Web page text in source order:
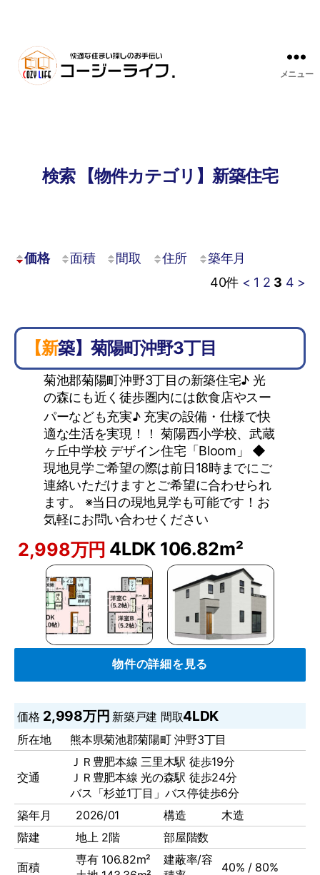
メニュー
検索 【物件カテゴリ】新築住宅
価格 面積 間取 住所
築年月
40件 < 1 2 3 4 >
【新築】菊陽町沖野3丁目
菊池郡菊陽町沖野3丁目の新築住宅♪ 光
の森にも近く徒歩圏内には飲食店やスー
パーなども充実♪ 充実の設備・仕様で快
適な生活を実現！！ 菊陽西小学校、武蔵
ヶ丘中学校 デザイン住宅「Bloom」 ◆
現地見学ご希望の際は前日18時までにご
連絡いただけますとご希望に合わせられ
ます。 ※当日の現地見学も可能です！お
気軽にお問い合わせください
2,998万円 4LDK 106.82m²
物件の詳細を見る
価格 2,998万円 新築戸建 間取4LDK
所在地 熊本県菊池郡菊陽町 沖野3丁目
交通
ＪＲ豊肥本線 三里木駅 徒歩19分
ＪＲ豊肥本線 光の森駅 徒歩24分
バス「杉並1丁目」バス停徒歩6分
築年月
2026/01 構造
木造
階建
地上 2階 部屋階数
面積
専有 106.82m²
建蔽率/容
40% / 80%